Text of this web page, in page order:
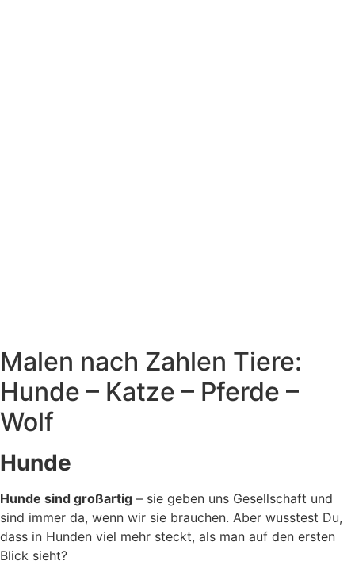
Malen nach Zahlen Tiere:
Hunde – Katze – Pferde –
Wolf
Hunde
Hunde sind großartig – sie geben uns Gesellschaft und
sind immer da, wenn wir sie brauchen. Aber wusstest Du,
dass in Hunden viel mehr steckt, als man auf den ersten
Blick sieht?